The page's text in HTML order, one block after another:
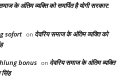
के अंतिम व्यक्ति को समर्पित है योगी सरकार:
sofort on देवरिय समाज के अंतिम व्यक्ति को
bonus on देवरिय समाज के अंतिम व्यक्ति